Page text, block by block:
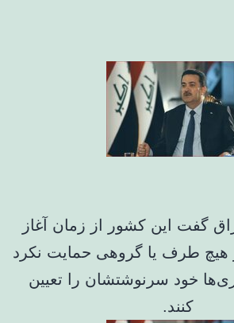
گفت این کشور از زمان آغاز
هیچ طرف یا گروهی حمایت نکرد
خود سرنوشتشان را تعیین
کنند.